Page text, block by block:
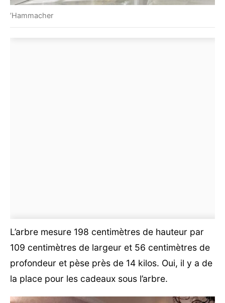
’Hammacher
L’arbre mesure 198 centimètres de hauteur par
109 centimètres de largeur et 56 centimètres de
profondeur et pèse près de 14 kilos. Oui, il y a de
la place pour les cadeaux sous l’arbre.